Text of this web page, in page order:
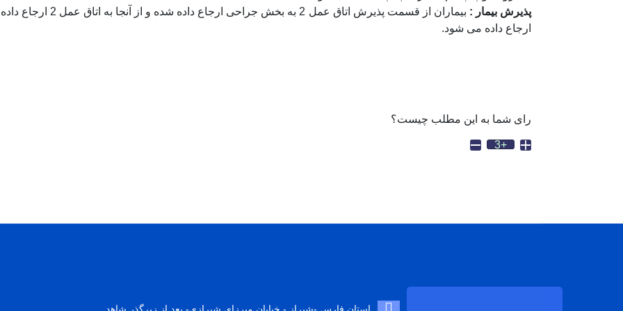
پذیرش بیمار :
بیماران از قسمت
ارجاع داده می شود.
رای شما به این مطلب چیست؟
+3